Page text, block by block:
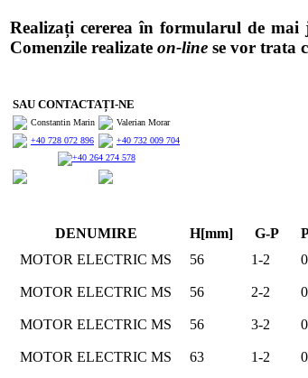
Realizați cererea în formularul de
Comenzile realizate on-line se vor trata
SAU CONTACTAȚI-NE
Constantin Marin
Valerian Morar
+40 728 072 896
+40 732 009 704
+40 264 274 578
DENUMIRE H[mm] G-P
MOTOR ELECTRIC MS
56 1-2
MOTOR ELECTRIC MS 56 2-2
MOTOR ELECTRIC MS 56 3-2
MOTOR ELECTRIC MS 63 1-2